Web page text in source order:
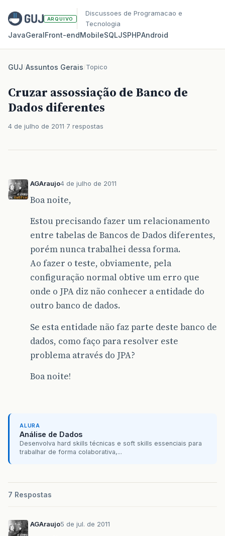
ARQUIVO
Discussoes de Programacao e
Tecnologia
JavaGeralFront‑endMobileSQLJSPHPAndroid
GUJ/Assuntos Gerais/Topico
Cruzar assossiação de Banco de
Dados diferentes
4 de julho de 2011 7 respostas
AGAraujo4 de julho de 2011
Boa noite,
Estou precisando fazer um relacionamento
entre tabelas de Bancos de Dados diferentes,
porém nunca trabalhei dessa forma.
Ao fazer o teste, obviamente, pela
configuração normal obtive um erro que
onde o JPA diz não conhecer a entidade do
outro banco de dados.
Se esta entidade não faz parte deste banco de
dados, como faço para resolver este
problema através do JPA?
Boa noite!
ALURA
Análise de Dados
Desenvolva hard skills técnicas e soft skills essenciais para
trabalhar de forma colaborativa,...
7 Respostas
AGAraujo5 de jul. de 2011